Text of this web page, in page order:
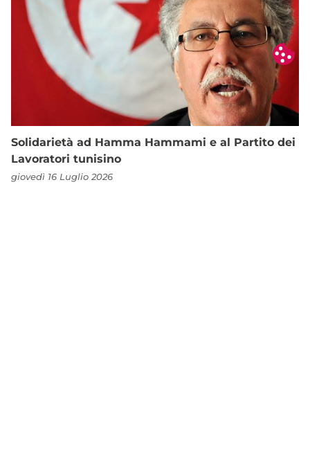
Solidarietà ad Hamma Hammami e al Partito dei
Lavoratori tunisino
giovedì 16 Luglio 2026